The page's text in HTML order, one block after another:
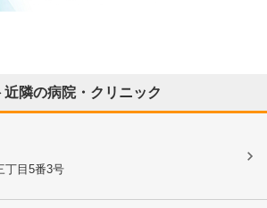
近隣の病院・クリニック
丁目5番3号